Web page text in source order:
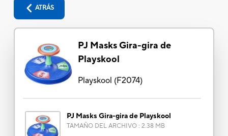
ATRÁS
PJ Masks Gira-gira de
Playskool
Playskool (F2074)
PJ Masks Gira-gira de Playskool
TAMAÑO DEL ARCHIVO: 2.38 MB